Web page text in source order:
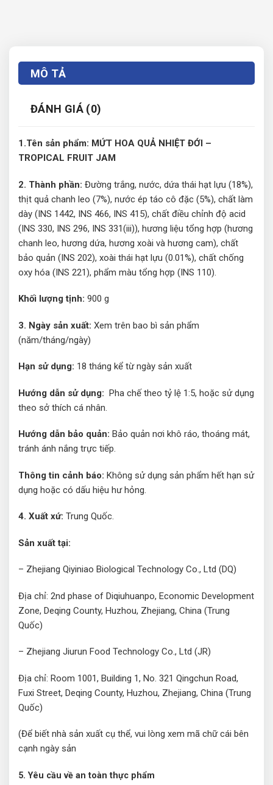
MÔ TẢ
ĐÁNH GIÁ (0)
1.Tên sản phẩm: MỨT HOA QUẢ NHIỆT ĐỚI –
TROPICAL FRUIT JAM
2. Thành phần: Đường trắng, nước, dứa thái hạt lựu (18%),
thịt quả chanh leo (7%), nước ép táo cô đặc (5%), chất làm
dày (INS 1442, INS 466, INS 415), chất điều chỉnh độ acid
(INS 330, INS 296, INS 331(iii)), hương liệu tổng hợp (hương
chanh leo, hương dứa, hương xoài và hương cam), chất
bảo quản (INS 202), xoài thái hạt lựu (0.01%), chất chống
oxy hóa (INS 221), phẩm màu tổng hợp (INS 110).
Khối lượng tịnh: 900 g
3. Ngày sản xuất: Xem trên bao bì sản phẩm
(năm/tháng/ngày)
Hạn sử dụng: 18 tháng kể từ ngày sản xuất
Hướng dẫn sử dụng: Pha chế theo tỷ lệ 1:5, hoặc sử dụng
theo sở thích cá nhân.
Hướng dẫn bảo quản: Bảo quản nơi khô ráo, thoáng mát,
tránh ánh nắng trực tiếp.
Thông tin cảnh báo: Không sử dụng sản phẩm hết hạn sử
dụng hoặc có dấu hiệu hư hỏng.
4. Xuất xứ: Trung Quốc.
Sản xuất tại:
– Zhejiang Qiyiniao Biological Technology Co., Ltd (DQ)
Địa chỉ: 2nd phase of Diqiuhuanpo, Economic Development
Zone, Deqing County, Huzhou, Zhejiang, China (Trung
Quốc)
– Zhejiang Jiurun Food Technology Co., Ltd (JR)
Địa chỉ: Room 1001, Building 1, No. 321 Qingchun Road,
Fuxi Street, Deqing County, Huzhou, Zhejiang, China (Trung
Quốc)
(Để biết nhà sản xuất cụ thể, vui lòng xem mã chữ cái bên
cạnh ngày sản
5. Yêu cầu về an toàn thực phẩm